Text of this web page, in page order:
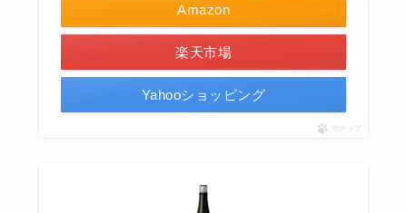
Amazon
楽天市場
Yahooショッピング
ポチップ